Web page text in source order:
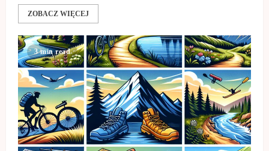
ZOBACZ WIĘCEJ
3 min read